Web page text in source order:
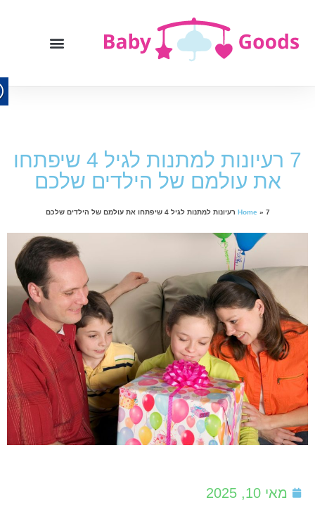
7 רעיונות למתנות לגיל 4 שיפתחו
את עולמם של הילדים שלכם
Home»
מאי 10, 2025